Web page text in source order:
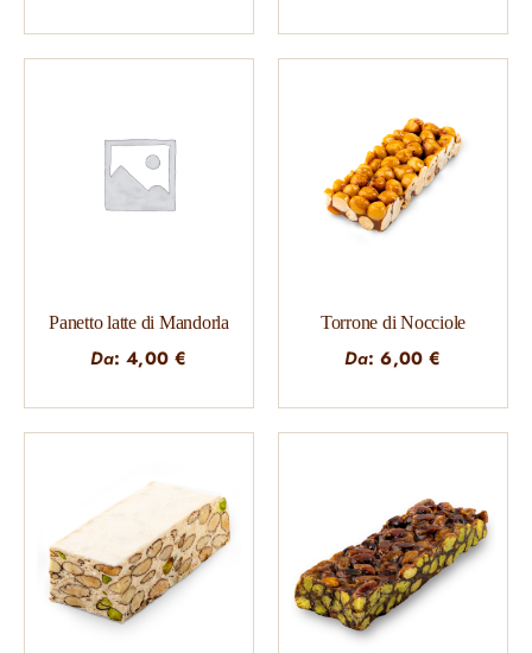
Panetto latte di Mandorla
Da:4,00€
Torrone di Nocciole
Da:6,00€